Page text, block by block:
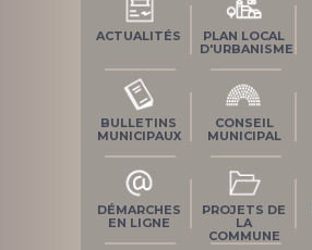
ACTUALITÉS
PLAN LOCAL
D'URBANISME
BULLETINS
MUNICIPAUX
CONSEIL
MUNICIPAL
DÉMARCHES
EN LIGNE
PROJETS DE
LA
COMMUNE